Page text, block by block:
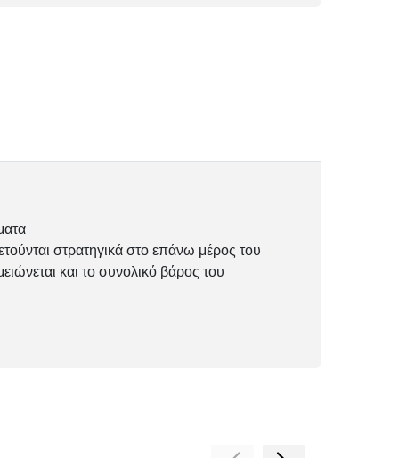
στρατηγικά στο επάνω μέρος του
και το συνολικό βάρος του